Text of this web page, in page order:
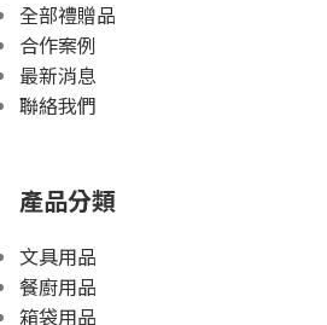
全部禮贈品
合作案例
最新消息
聯絡我們
產品分類
文具用品
餐廚用品
箱袋用品